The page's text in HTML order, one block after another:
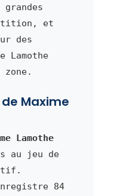
grandes
et
des
Lamothe
Maxime
Lamothe
au jeu de
84